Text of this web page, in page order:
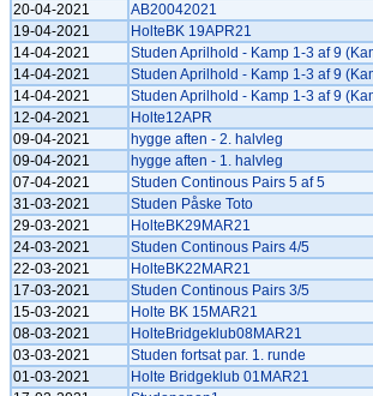
20-04-2021
AB20042021
19-04-2021
HolteBK 19APR21
14-04-2021
Studen Aprilhold - Kamp 1-3 af 9
14-04-2021
Studen Aprilhold - Kamp 1-3 af 9
14-04-2021
Studen Aprilhold - Kamp 1-3 af 9
12-04-2021
Holte12APR
09-04-2021
hygge aften - 2. halvleg
09-04-2021
hygge aften - 1. halvleg
07-04-2021
Studen Continous Pairs 5 af 5
31-03-2021
Studen Påske Toto
29-03-2021
HolteBK29MAR21
24-03-2021
Studen Continous Pairs 4/5
22-03-2021
HolteBK22MAR21
17-03-2021
Studen Continous Pairs 3/5
15-03-2021
Holte BK 15MAR21
08-03-2021
HolteBridgeklub08MAR21
03-03-2021
Studen fortsat par. 1. runde
01-03-2021
Holte Bridgeklub 01MAR21